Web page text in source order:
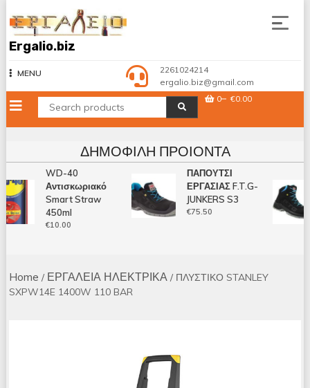
to
content
Ergalio.biz
MENU
2261024214
ergalio.biz@gmail.com
0
€0.00
ΔΗΜΟΦΙΛΉ ΠΡΟΙΌΝΤΑ
WD-40
Αντισκωριακό
Smart Straw
450ml
€10.00
ΠΑΠΟΥΤΣΙ
ΕΡΓΑΣΙΑΣ F.T.G-
JUNKERS S3
€75.50
Home / ΕΡΓΑΛΕΙΑ ΗΛΕΚΤΡΙΚΑ / ΠΛΥΣΤΙΚΟ STANLEY
SXPW14E 1400W 110 BAR